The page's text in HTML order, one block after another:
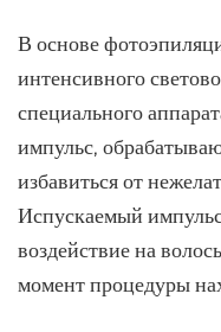
В основе
интенсивного
специального
импульс,
избавиться от
Испускаемый
воздействие на
момент процедуры